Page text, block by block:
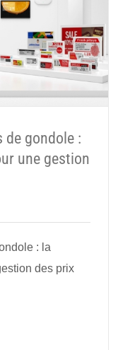
gondole :
une gestion
: la
des prix